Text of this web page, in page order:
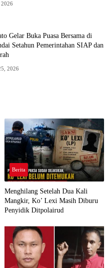
Gelar Buka Puasa Bersama di
Setahun Pemerintahan SIAP dan
2026
Berita
Menghilang Setelah Dua Kali
Mangkir, Ko’ Lexi Masih Diburu
Penyidik Ditpolairud